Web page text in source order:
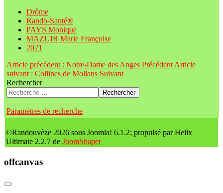
Drôme
Rando-Santé®
PAYS Monique
MAZUIR Marie Françoise
2021
Article précédent : Notre-Dame des Anges Précédent Article
suivant : Collines de Mollans Suivant
Rechercher
Rechercher
Paramètres de recherche
©Randouvèze 2026 sous Joomla! 6.1.2; propulsé par Helix
Ultimate 2.2.7 de JoomShaper
offcanvas